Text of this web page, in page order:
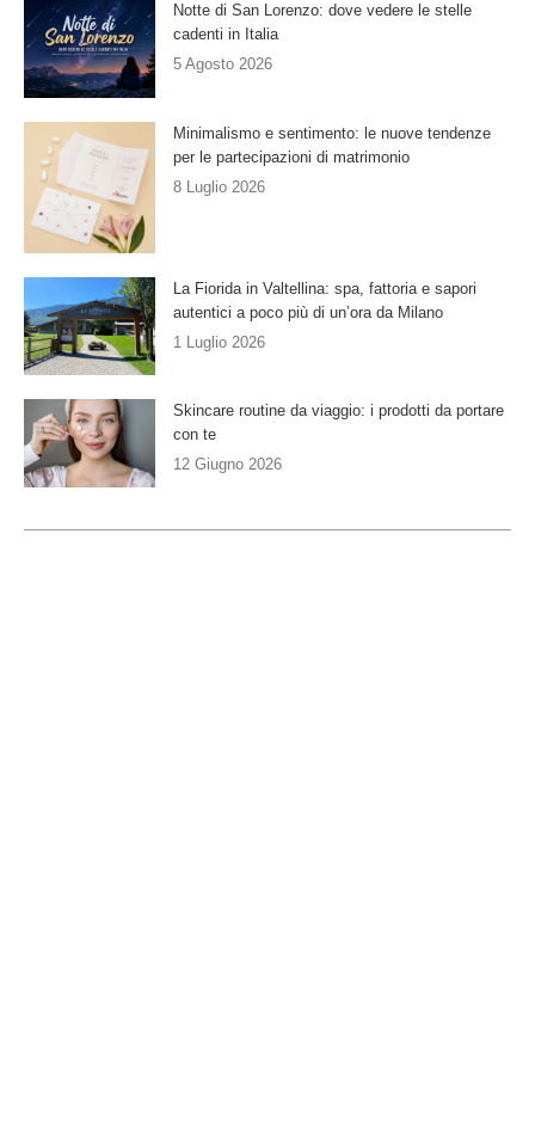
Notte di San Lorenzo: dove vedere le stelle
cadenti in Italia
5 Agosto 2026
Minimalismo e sentimento: le nuove tendenze
per le partecipazioni di matrimonio
8 Luglio 2026
La Fiorida in Valtellina: spa, fattoria e sapori
autentici a poco più di un’ora da Milano
1 Luglio 2026
Skincare routine da viaggio: i prodotti da portare
con te
12 Giugno 2026